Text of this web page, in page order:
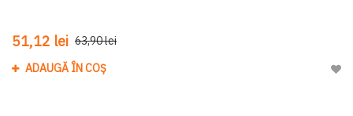
51,12 lei 63,90 lei
ADAUGĂ ÎN COȘ